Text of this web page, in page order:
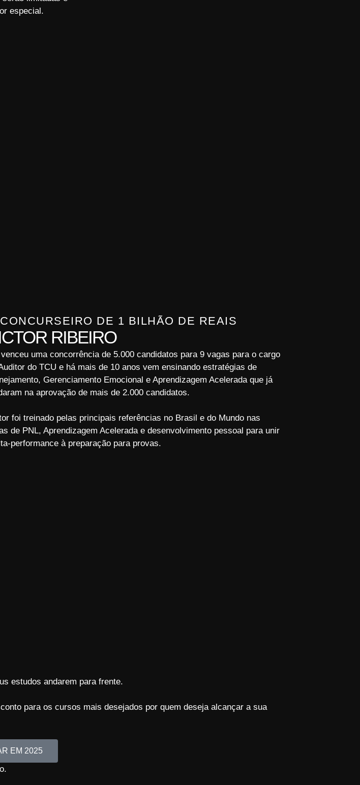
especial.
DE 1 BILHÃO DE REAIS
RIBEIRO
uma concorrência de 5.000 candidatos para 9 vagas para o cargo
do TCU e há mais de 10 anos vem ensinando estratégias de
Gerenciamento Emocional e Aprendizagem Acelerada que já
na aprovação de mais de 2.000 candidatos.
foi treinado pelas principais referências no Brasil e do Mundo nas
de PNL, Aprendizagem Acelerada e desenvolvimento pessoal para unir
performance à preparação para provas.
estudos andarem para frente.
para os cursos mais desejados por quem deseja alcançar a sua
EM 2025